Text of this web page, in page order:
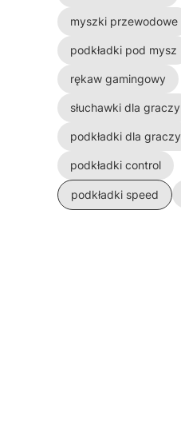
myszki przewodowe
podkładki pod mysz
rękaw gamingowy
słuchawki dla graczy
podkładki dla graczy
podkładki control
podkładki speed